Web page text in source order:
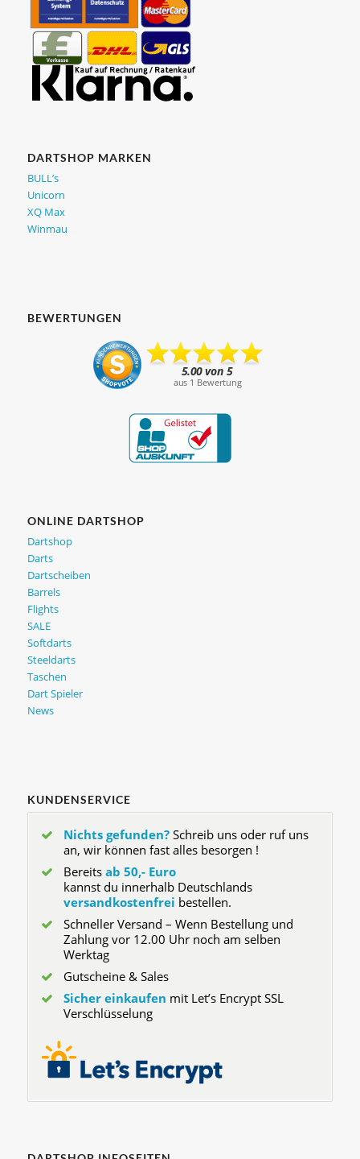
DARTSHOP MARKEN
BULL’s
Unicorn
XQ Max
Winmau
BEWERTUNGEN
ONLINE DARTSHOP
Dartshop
Darts
Dartscheiben
Barrels
Flights
SALE
Softdarts
Steeldarts
Taschen
Dart Spieler
News
KUNDENSERVICE
Nichts gefunden?Schreib uns oder ruf uns
an, wir können fast alles besorgen !
Bereits ab 50,- Euro
kannst du innerhalb Deutschlands
versandkostenfrei bestellen.
Schneller Versand – Wenn Bestellung und
Zahlung vor 12.00 Uhr noch am selben
Werktag
Gutscheine & Sales
Sicher einkaufen mit Let’s Encrypt SSL
Verschlüsselung